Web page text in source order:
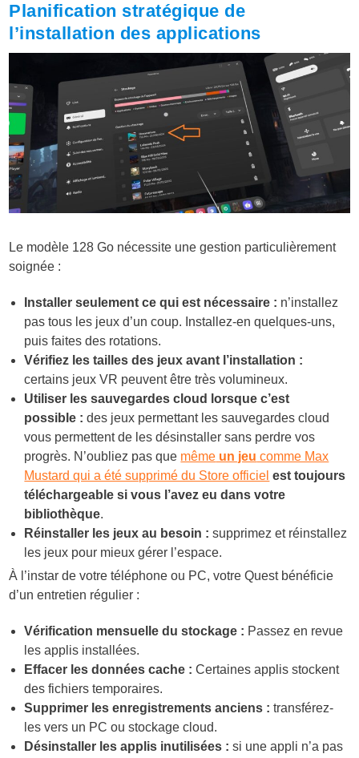
Planification stratégique de
l’installation des applications
Le modèle 128 Go nécessite une gestion particulièrement
soignée :
Installer seulement ce qui est nécessaire : n’installez
pas tous les jeux d’un coup. Installez-en quelques-uns,
puis faites des rotations.
Vérifiez les tailles des jeux avant l’installation :
certains jeux VR peuvent être très volumineux.
Utiliser les sauvegardes cloud lorsque c’est
possible : des jeux permettant les sauvegardes cloud
vous permettent de les désinstaller sans perdre vos
progrès. N’oubliez pas que même un jeu comme Max
Mustard qui a été supprimé du Store officiel est toujours
téléchargeable si vous l’avez eu dans votre
bibliothèque.
Réinstaller les jeux au besoin : supprimez et réinstallez
les jeux pour mieux gérer l’espace.
À l’instar de votre téléphone ou PC, votre Quest bénéficie
d’un entretien régulier :
Vérification mensuelle du stockage : Passez en revue
les applis installées.
Effacer les données cache : Certaines applis stockent
des fichiers temporaires.
Supprimer les enregistrements anciens : transférez-
les vers un PC ou stockage cloud.
Désinstaller les applis inutilisées : si une appli n’a pas